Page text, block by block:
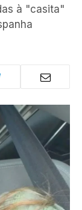
à "casita"